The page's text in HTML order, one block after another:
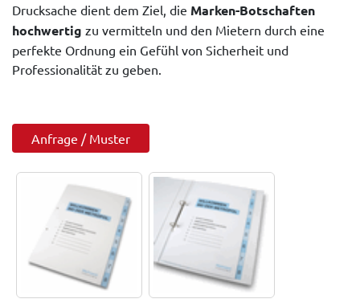
Drucksache dient dem Ziel, die Marken-Botschaften
hochwertig zu vermitteln und den Mietern durch eine
perfekte Ordnung ein Gefühl von Sicherheit und
Professionalität zu geben.
Anfrage / Muster